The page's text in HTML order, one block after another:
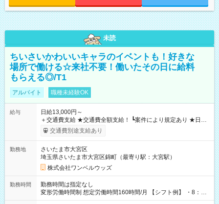
未読
ちいさいかわいいキャラのイベントも！好きな
場所で働ける☆来社不要！働いたその日に給料
もらえる◎/T1
アルバイト 職種未経験OK
給与
日給13,000円～
＋交通費支給 ★交通費全額支給！ ┗案件により規定あり ★日払
いOK！（規定あり） ┗働いたその日に現金GET♪ お仕事後はコ
ンビニATMから 日払い分を引き落とせます！ 【試用期間】試
交通費別途支給あり
勤務地
さいたま市大宮区
埼玉県さいたま市大宮区錦町（最寄り駅：大宮駅）
株式会社ワンベルウッズ
勤務時間
勤務時間は指定なし
変形労働時間制 想定労働時間160時間/月 【シフト例】 ・8：00
～21：00